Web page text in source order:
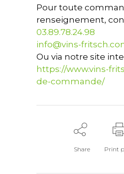
Pour toute
renseignement,
03.89.78.24.98
info@vins-
Ou via notre site
https://www.vins-
de-commande/
Share Print